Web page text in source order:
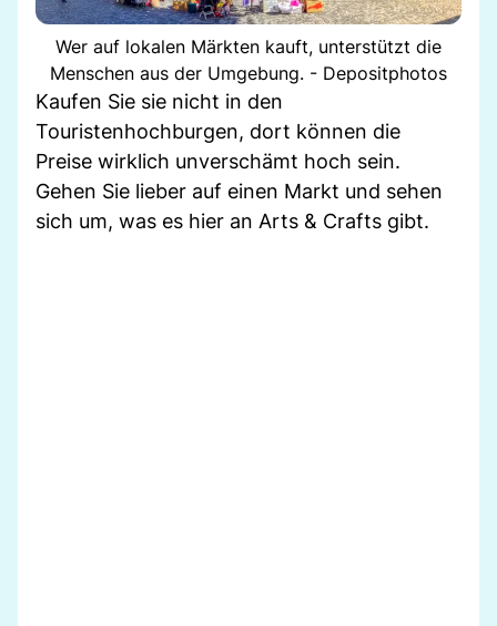
Wer auf lokalen Märkten kauft, unterstützt die
Menschen aus der Umgebung. - Depositphotos
Kaufen Sie sie nicht in den
Touristenhochburgen, dort können die
Preise wirklich unverschämt hoch sein.
Gehen Sie lieber auf einen Markt und sehen
sich um, was es hier an Arts & Crafts gibt.